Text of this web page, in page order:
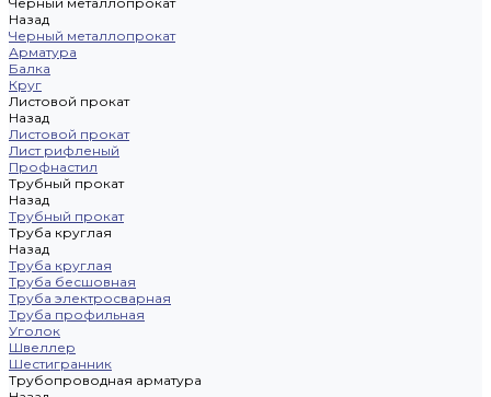
Назад
Черный металлопрокат
Арматура
Балка
Круг
Листовой прокат
Назад
Листовой прокат
Лист рифленый
Профнастил
Трубный прокат
Назад
Трубный прокат
Труба круглая
Назад
Труба круглая
Труба бесшовная
Труба электросварная
Труба профильная
Уголок
Швеллер
Шестигранник
Трубопроводная арматура